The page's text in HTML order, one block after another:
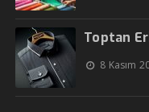
Toptan
8 Kasım